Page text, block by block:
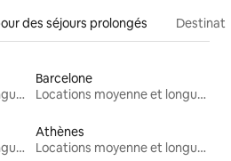
des séjours prolongés
Locations moyenne et longue durée
Barcelone
Locations moyenne et longue durée
Locations moyenne et longue durée
Athènes
Locations moyenne et longue durée